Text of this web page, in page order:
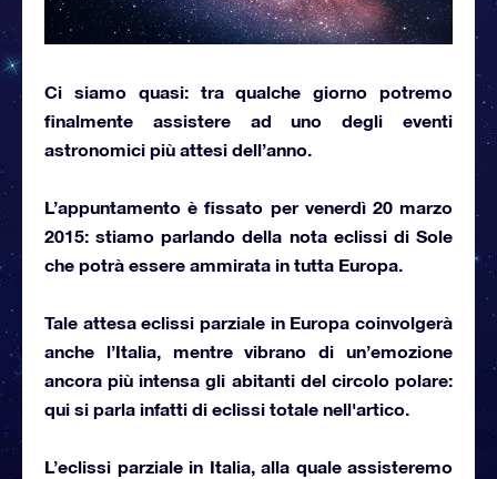
Ci siamo quasi: tra qualche giorno potremo
finalmente assistere ad uno degli eventi
astronomici più attesi dell’anno.
L’appuntamento è fissato pervenerdì 20 marzo
2015: stiamo parlando della nota eclissi di Sole
che potrà essere ammirata in tutta Europa.
Tale attesa eclissi parziale in Europa coinvolgerà
anche l’Italia, mentre vibrano di un’emozione
ancora più intensa gli abitanti del circolo polare:
qui si parla infatti di eclissi totale nell'artico.
L’eclissi parziale in Italia, alla quale assisteremo